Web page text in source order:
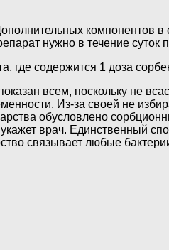
компонентов в
нужно в течение суток
где содержится 1 доза
всем, поскольку не
Из-за своей не
обусловлено
врач. Единственный
связывает любые